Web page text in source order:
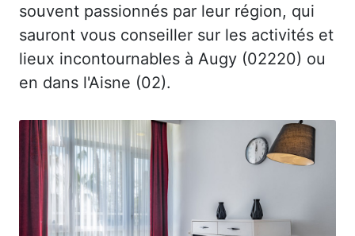
souvent passionnés par leur région, qui
sauront vous conseiller sur les activités et
lieux incontournables à Augy (02220) ou
en dans l'Aisne (02).